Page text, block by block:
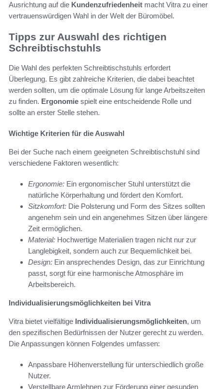
Ausrichtung auf die Kundenzufriedenheit macht Vitra zu einer
vertrauenswürdigen Wahl in der Welt der Büromöbel.
Tipps zur Auswahl des richtigen
Schreibtischstuhls
Die Wahl des perfekten Schreibtischstuhls erfordert
Überlegung. Es gibt zahlreiche Kriterien, die dabei beachtet
werden sollten, um die optimale Lösung für lange Arbeitszeiten
zu finden. Ergonomie spielt eine entscheidende Rolle und
sollte an erster Stelle stehen.
Wichtige Kriterien für die Auswahl
Bei der Suche nach einem geeigneten Schreibtischstuhl sind
verschiedene Faktoren wesentlich:
Ergonomie: Ein ergonomischer Stuhl unterstützt die
natürliche Körperhaltung und fördert den Komfort.
Sitzkomfort: Die Polsterung und Form des Sitzes sollten
angenehm sein und ein angenehmes Sitzen über längere
Zeit ermöglichen.
Material: Hochwertige Materialien tragen nicht nur zur
Langlebigkeit, sondern auch zur Bequemlichkeit bei.
Design: Ein ansprechendes Design, das zur Einrichtung
passt, sorgt für eine harmonische Atmosphäre im
Arbeitsbereich.
Individualisierungsmöglichkeiten bei Vitra
Vitra bietet vielfältige Individualisierungsmöglichkeiten, um
den spezifischen Bedürfnissen der Nutzer gerecht zu werden.
Die Anpassungen können Folgendes umfassen:
Anpassbare Höhenverstellung für unterschiedlich große
Nutzer.
Verstellbare Armlehnen zur Förderung einer gesunden